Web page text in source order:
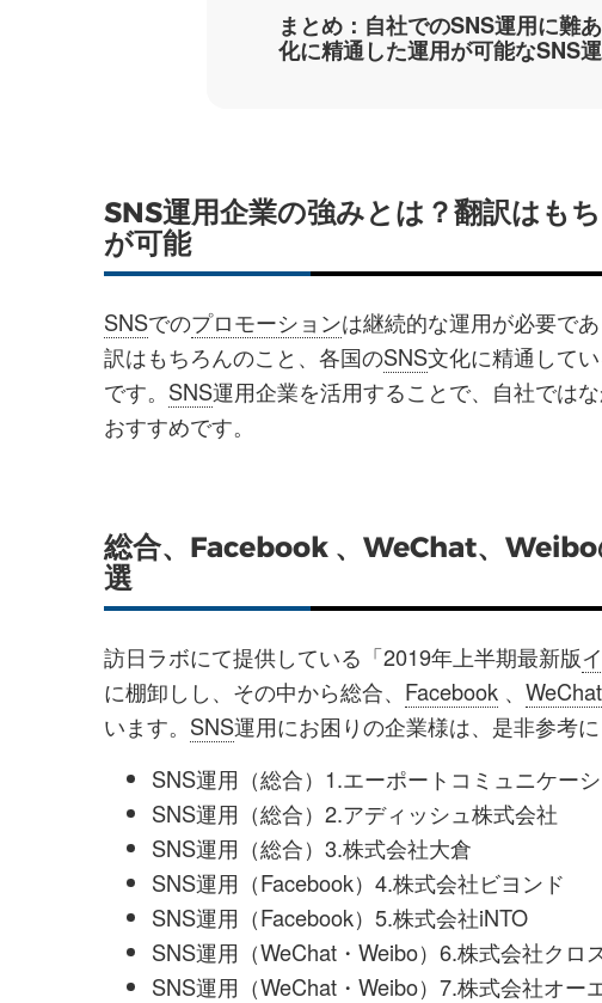
まとめ：自社でのSNS運用に難
化に精通した運用が可能なSNS
SNS運用企業の強みとは？翻訳はも
が可能
SNSでのプロモーションは継続的な運用が必要で
訳はもちろんのこと、各国のSNS文化に精通して
です。 SNS運用企業を活用することで、自社では
おすすめです。
総合、Facebook 、WeChat、
選
訪日ラボにて提供している「2019年上半期最新版
に棚卸しし、その中から総合、 Facebook 、 WeChat
います。 SNS運用にお困りの企業様は、是非参考に
SNS運用（総合）1.エーポートコミュニケー
SNS運用（総合）2.アディッシュ株式会社
SNS運用（総合）3.株式会社大倉
SNS運用（Facebook）4.株式会社ビヨンド
SNS運用（Facebook）5.株式会社iNTO
SNS運用（WeChat・Weibo）6.株式会社クロ
SNS運用（WeChat・Weibo）7.株式会社オー